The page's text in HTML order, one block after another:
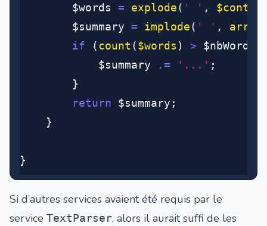
		$words
= explode( ' ' ,
		$summary
= implode( ' ' ,
		if
(count ($words ) >
			$summary
.= '...' ;
		}
		return
$summary;
	}
}
Si d’autres services avaient été requis par le
service TextParser, alors il aurait suffi de les